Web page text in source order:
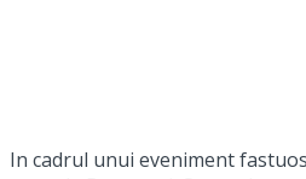
In cadrul unui eveniment